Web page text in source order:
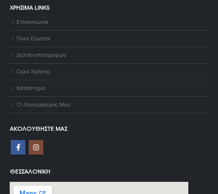
ΧΡΉΣΙΜΑ LINKS
Επικοινωνία
Ποιοι Είμαστε
Δελτίο επιστροφών
Όροι Χρήσης
Κατάστημα
Ο Λογαριασμός Μου
ΑΚΟΛΟΥΘΉΣΤΕ ΜΑΣ
ΘΕΣΣΑΛΟΝΊΚΗ